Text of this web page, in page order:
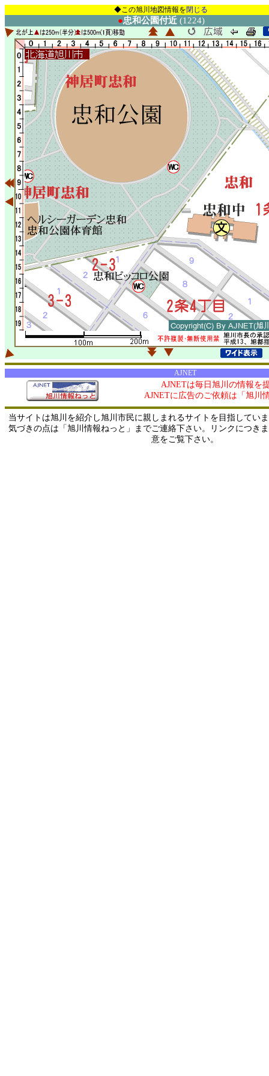
◆この旭川地図情報を閉じる
●忠和公園付近(1224)
AJNET
AJNETは毎日旭川の情報を
AJNETに広告のご依頼は「旭川
当サイトは旭川を紹介し旭川市民に親しまれるサイトを目指してい
気づきの点は「旭川情報ねっと」までご連絡下さい。リンクにつき
意をご覧下さい。